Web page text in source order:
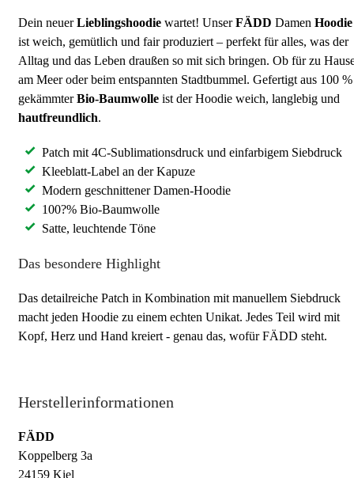
Dein neuerLieblingshoodie wartet! UnserFÄDD Damen Hoodie
ist weich, gemütlich und fair produziert – perfekt für alles, was der
Alltag und das Leben draußen so mit sich bringen. Ob für zu
am Meer oder beim entspannten Stadtbummel. Gefertigt aus 100 %
gekämmterBio-Baumwolle ist der Hoodie weich, langlebig und
hautfreundlich.
Patch mit 4C-Sublimationsdruck und einfarbigem Siebdruck
Kleeblatt-Label an der Kapuze
Modern geschnittener Damen-Hoodie
100?% Bio-Baumwolle
Satte, leuchtende Töne
Das besondere Highlight
Das detailreiche Patch in Kombination mit manuellem Siebdruck
macht jeden Hoodie zu einem echten Unikat. Jedes Teil wird mit
Kopf, Herz und Hand kreiert - genau das, wofür FÄDD steht.
Herstellerinformationen
FÄDD
Koppelberg 3a
24159 Kiel